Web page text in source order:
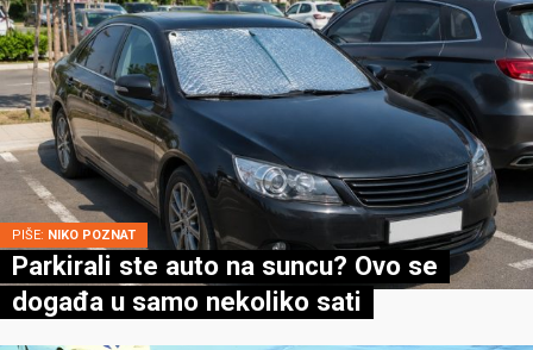
PIŠE: NIKO POZNAT
Parkirali ste auto na suncu? Ovo se
događa u samo nekoliko sati